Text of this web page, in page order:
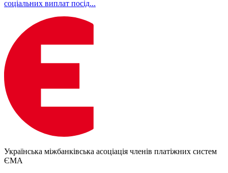
соціальних виплат посід...
Українська міжбанківська асоціація членів платіжних систем
ЄМА